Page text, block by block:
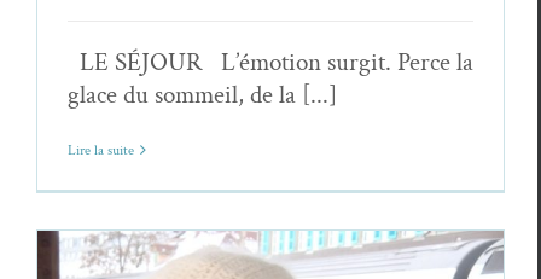
LE SÉJOUR L’émotion surgit. Perce la
glace du sommeil, de la [...]
Lire la suite